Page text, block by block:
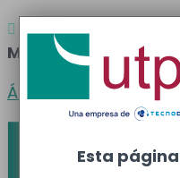
 Atención al cliente
Madrid: 910 211 975
Área clientes
Esta